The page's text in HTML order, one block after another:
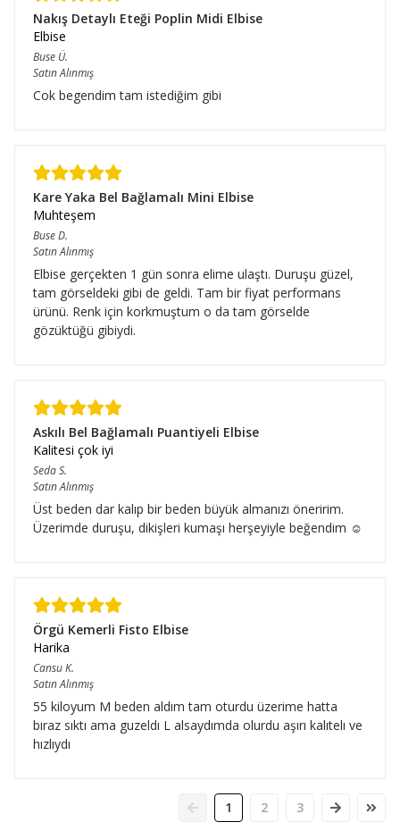
Nakış Detaylı Eteği Poplin Midi Elbise
Elbise
Buse Ü.
Satın Alınmış
Cok begendim tam istediğim gibi
Kare Yaka Bel Bağlamalı Mini Elbise
Muhteşem
BuseD.
Satın Alınmış
Elbise gerçekten 1 gün sonra elime ulaştı. Duruşu güzel,
tam görseldeki gibi de geldi. Tam bir fiyat performans
ürünü. Renk için korkmuştum o da tam görselde
gözüktüğü gibiydi.
Askılı Bel Bağlamalı Puantiyeli Elbise
Kalitesi çok iyi
SedaS.
Satın Alınmış
Üst beden dar kalıp bir beden büyük almanızı öneririm.
Üzerimde duruşu, dikişleri kumaşı herşeyiyle beğendim ☺️
Örgü Kemerli Fisto Elbise
Harika
CansuK.
Satın Alınmış
55 kiloyum M beden aldım tam oturdu üzerime hatta
bıraz sıktı ama guzeldı L alsaydımda olurdu aşırı kalıtelı ve
hızlıydı
1 2 3